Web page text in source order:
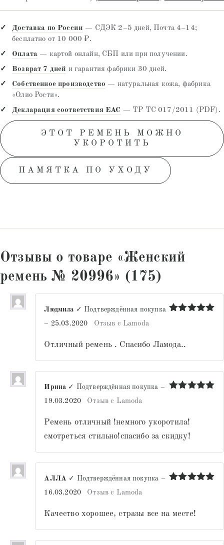
Доставка по России — СДЭК 2–5 дней, Почта 4–14;
бесплатно от 10 000 ₽.
Оплата — картой онлайн, СБП или при получении.
Возврат 7 дней и гарантия фабрики 30 дней.
Собственное производство — натуральная кожа, фабрика
«Олио Рости».
Декларация соответствия EAC — ТР ТС 017/2011 (PDF).
ЭТОТ РЕМЕНЬ МОЖНО
УКОРОТИТЬ
ПАМЯТКА ПО УХОДУ
Отзывы о товаре «Женский
ремень № 20996» (175)
Людмила ✓ Подтверждённая покупка
– 25.03.2020 Отзыв с Lamoda
Отличный ремень . Спасибо Ламода..
Ирина ✓ Подтверждённая покупка –
19.03.2020
Отзыв с Lamoda
Ремень отличный !немного укоротила!
смотреться стильно!спасибо за скидку!
АЛЛА ✓ Подтверждённая покупка –
16.03.2020
Отзыв с Lamoda
Качество хорошее, стразы все на месте!